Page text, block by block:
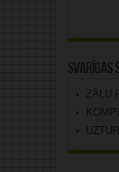
Svarīgas
ZĀĻU